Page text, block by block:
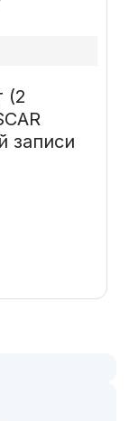
(2
записи